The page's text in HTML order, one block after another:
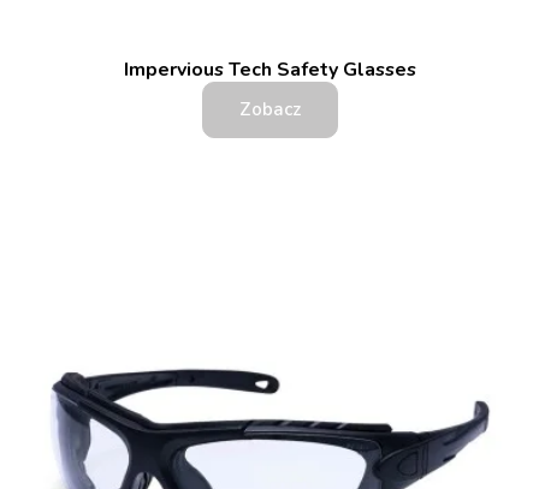
Impervious Tech Safety Glasses
Zobacz